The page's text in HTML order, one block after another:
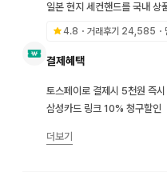
일본 현지 세컨핸드를 국내 상
4.8 ・거래후기 24,585
결제혜택
토스페이로 결제시 5천원 즉시
삼성카드 링크 10% 청구할인
더보기